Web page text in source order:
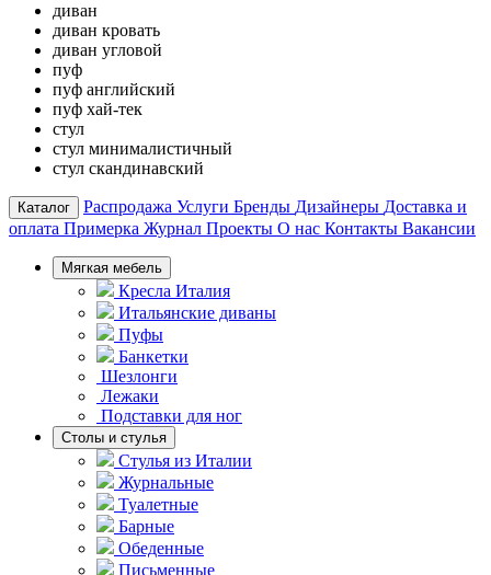
диван
диван кровать
диван угловой
пуф
пуф английский
пуф хай-тек
стул
стул минималистичный
стул скандинавский
Каталог Распродажа Услуги Бренды Дизайнеры Доставка и
оплата Примерка Журнал Проекты О нас Контакты Вакансии
Мягкая мебель
Кресла Италия
Итальянские диваны
Пуфы
Банкетки
Шезлонги
Лежаки
Подставки для ног
Столы и стулья
Стулья из Италии
Журнальные
Туалетные
Барные
Обеденные
Письменные